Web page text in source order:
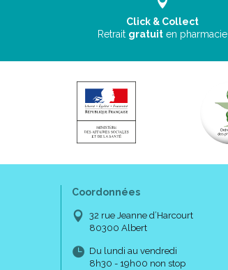
Click & Collect
Retrait gratuit en pharmacie
Coordonnées
32 rue Jeanne d’Harcourt
80300 Albert
Du lundi au vendredi
8h30 - 19h00 non stop